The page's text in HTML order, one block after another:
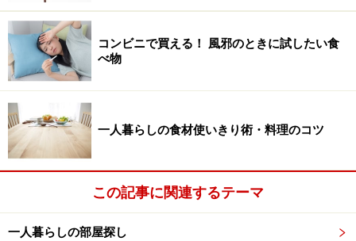
コンビニで買える！ 風邪のときに試したい食
べ物
一人暮らしの食材使いきり術・料理のコツ
この記事に関連するテーマ
一人暮らしの部屋探し